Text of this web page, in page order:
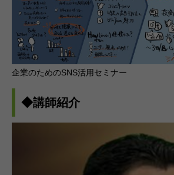
企業のためのSNS活用セミナー
◆講師紹介